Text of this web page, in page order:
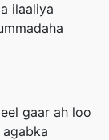
ilaaliya
gaar ah loo